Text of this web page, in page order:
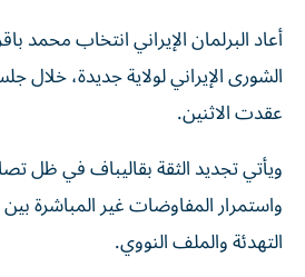
أعاد البرلمان الإيراني انتخاب محمد
الشورى الإيراني لولاية جديدة، خلال
عقدت الاثنين.
ويأتي تجديد الثقة بقاليباف في ظل
واستمرار المفاوضات غير المباشرة
التهدئة والملف النووي.